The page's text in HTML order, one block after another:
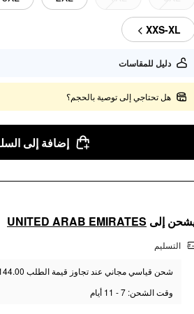
XXS-XL
دليل للمقاسات
هل تحتاجي إلى توصية بالحجم؟
إضافة إلى
إلى UNITED ARAB EMIRATES
التسليم
شحن قياسي مجاني عند تجاوز قيمة الطلب AED 144.00
وقت الشحن: 7 - 11 أيام